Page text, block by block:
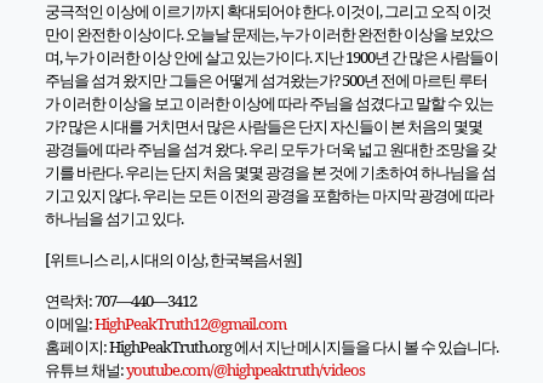
궁극적인 이상에 이르기까지 확대되어야 한다.이것이,그리고 오직 이것
만이 완전한 이상이다.오늘날 문제는,누가 이러한 완전한 이상을 보았으
며,누가 이러한 이상 안에 살고 있는가이다.지난1900년 간 많은 사람들이
주님을 섬겨 왔지만 그들은 어떻게 섬겨왔는가? 500년 전에 마르틴 루터
가 이러한 이상을 보고 이러한 이상에 따라 주님을 섬겼다고 말할 수 있는
가?많은 시대를 거치면서 많은 사람들은 단지 자신들이 본 처음의 몇몇
광경들에 따라 주님을 섬겨 왔다.우리 모두가 더욱 넓고 원대한 조망을 갖
기를 바란다.우리는 단지 처음 몇몇 광경을 본 것에 기초하여 하나님을 섬
기고 있지 않다.우리는 모든 이전의 광경을 포함하는 마지막 광경에 따라
하나님을 섬기고 있다.
[위트니스 리,시대의 이상,한국복음서원]
연락처: 707—440—3412
이메일:HighPeakTruth12@gmail.com
홈페이지: HighPeakTruth.org 에서 지난 메시지들을 다시 볼 수 있습니다.
유튜브 채널:youtube.com/@highpeaktruth/videos